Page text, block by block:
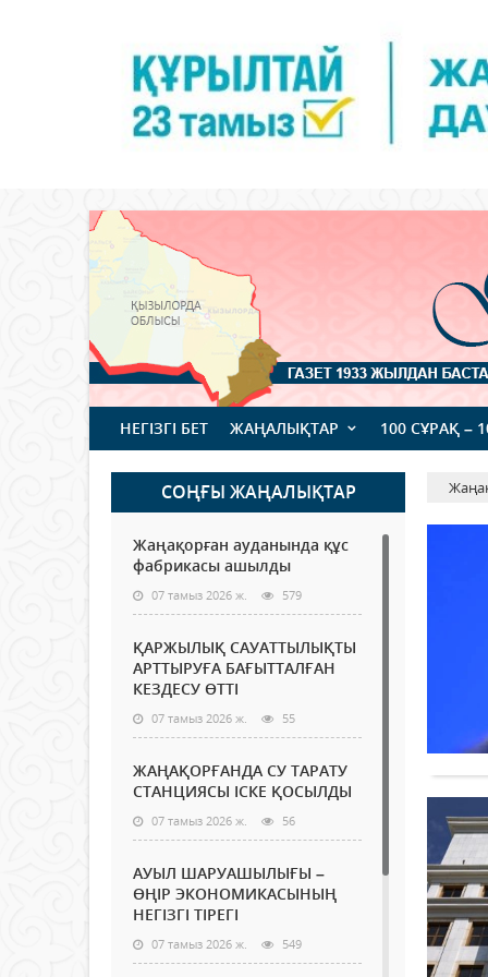
НЕГІЗГІ БЕТ ЖАҢАЛЫҚТАР 100 СҰРАҚ –
СОҢҒЫ ЖАҢАЛЫҚТАР
Жаңақорған ауданында құс
фабрикасы ашылды
07 тамыз 2026 ж. 579
ҚАРЖЫЛЫҚ САУАТТЫЛЫҚТЫ
АРТТЫРУҒА БАҒЫТТАЛҒАН
КЕЗДЕСУ ӨТТІ
07 тамыз 2026 ж. 55
ЖАҢАҚОРҒАНДА СУ ТАРАТУ
СТАНЦИЯСЫ ІСКЕ ҚОСЫЛДЫ
07 тамыз 2026 ж. 56
АУЫЛ ШАРУАШЫЛЫҒЫ –
ӨҢІР ЭКОНОМИКАСЫНЫҢ
НЕГІЗГІ ТІРЕГІ
07 тамыз 2026 ж. 549